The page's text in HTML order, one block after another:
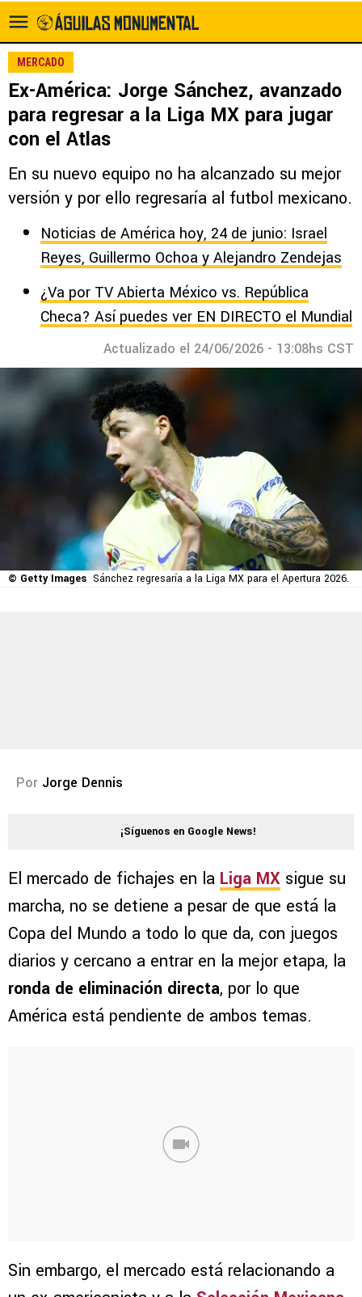
MERCADO
Ex-América: Jorge Sánchez, avanzado
para regresar a la Liga MX para jugar
con el Atlas
En su nuevo equipo no ha alcanzado su mejor
versión y por ello regresaría al futbol mexicano.
Noticias de América hoy, 24 de junio: Israel
Reyes, Guillermo Ochoa y Alejandro Zendejas
¿Va por TV Abierta México vs. República
Checa? Así puedes ver EN DIRECTO el Mundial
Actualizado el 24/06/2026 - 13:08hs CST
© Getty Images Sánchez regresaría a la Liga MX para el Apertura 2026.
Por Jorge Dennis
¡Síguenos en Google News!
El mercado de fichajes en la Liga MX sigue su
marcha, no se detiene a pesar de que está la
Copa del Mundo a todo lo que da, con juegos
diarios y cercano a entrar en la mejor etapa, la
ronda de eliminación directa, por lo que
América está pendiente de ambos temas.
Sin embargo, el mercado está relacionando a